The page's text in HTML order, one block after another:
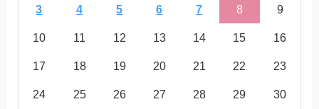
3 4 5 6 7 8 9
10 11 12 13 14 15 16
17 18 19 20 21 22 23
24 25 26 27 28 29 30